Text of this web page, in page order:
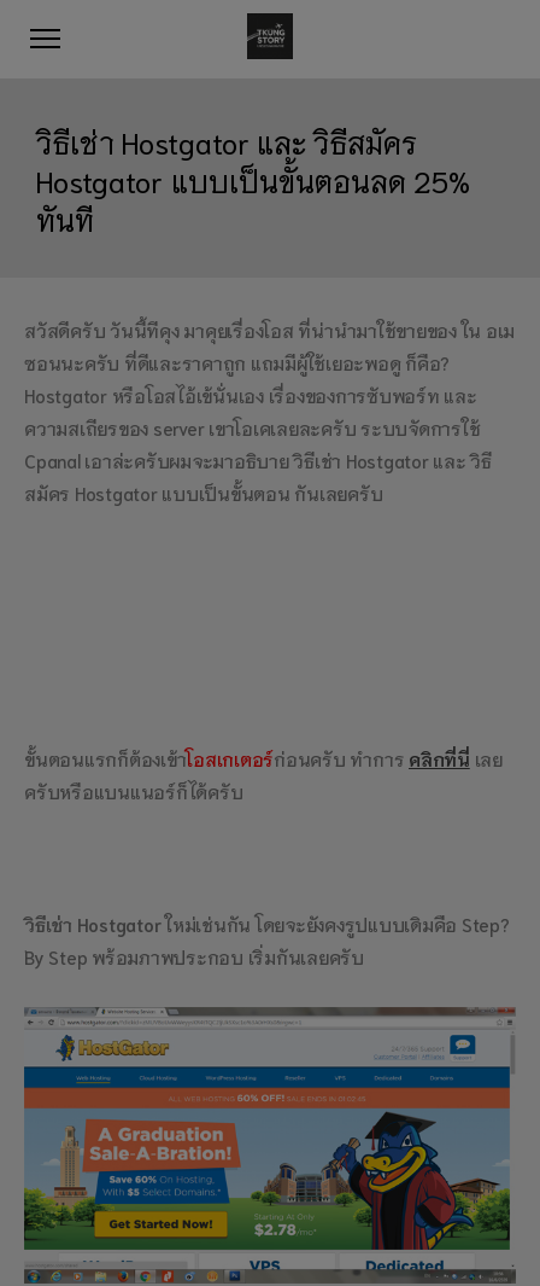
วิธีเช่า Hostgator และ วิธีสมัคร
Hostgator แบบเป็นขั้นตอนลด 25%
ทันที
สวัสดีครับ วันนี้ทีคุง มาคุยเรื่องโอส ที่น่านำมาใช้ขายของ ใน อเม
ซอนนะครับ ที่ดีและราคาถูก แถมมีผู้ใช้เยอะพอดู ก็คือ?
Hostgator หรือโอสไอ้เข้นั่นเอง เรื่องของการซับพอร์ท และ
ความสเถียรของ server เขาโอเคเลยละครับ ระบบจัดการใช้
Cpanal เอาล่ะครับผมจะมาอธิบาย วิธีเช่า Hostgator และ วิธี
สมัคร Hostgator แบบเป็นขั้นตอน กันเลยครับ
ขั้นตอนแรกก็ต้องเข้าโอสเกเตอร์ก่อนครับ ทำการ คลิกที่นี่ เลย
ครับหรือแบนแนอร์ก็ได้ครับ
วิธีเช่า Hostgatorใหม่เช่นกัน โดยจะยังคงรูปแบบเดิมคือ Step?
By Step พร้อมภาพประกอบ เริ่มกันเลยครับ